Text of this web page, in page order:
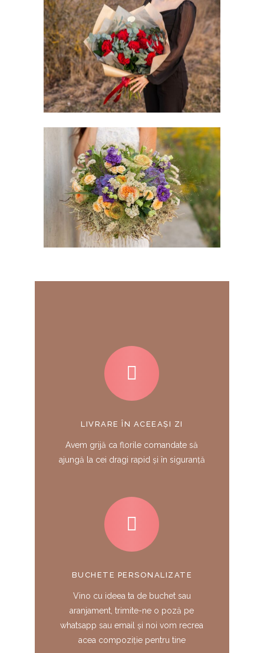
LIVRARE ÎN ACEEAȘI ZI
Avem grijă ca florile comandate să
ajungă la cei dragi rapid și în siguranță
BUCHETE PERSONALIZATE
Vino cu ideea ta de buchet sau
aranjament, trimite-ne o poză pe
whatsapp sau email şi noi vom recrea
acea compoziție pentru tine